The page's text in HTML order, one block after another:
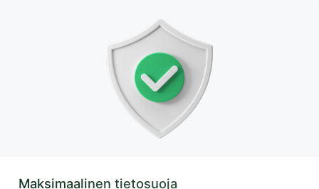
Maksimaalinen tietosuoja